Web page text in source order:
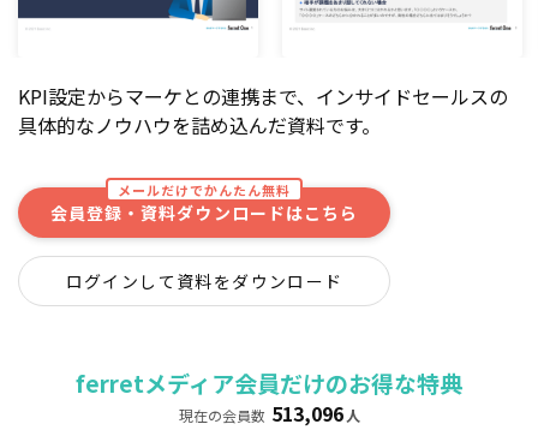
KPI設定からマーケとの連携まで、インサイドセールスの
具体的なノウハウを詰め込んだ資料です。
メールだけでかんたん無料
会員登録・資料ダウンロードはこちら
ログインして資料をダウンロード
ferretメディア会員だけのお得な特典
現在の会員数 513,096 人